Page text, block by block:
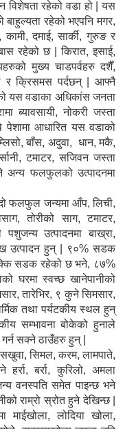
विशेषता रहेको वडा हो | यस
बाहुल्यता रहेको भएपनि मगर,
कामी, दमाई, सार्की, गुरुङ र
रहेको छ | किरात, इसाई,
मुख्य चाडपर्वहरु दशैँ,
र क्रिसमस पर्दछन् | आफ्नै
यस वडाका अधिकांस जनता
ब्यावसायी, नोकरी जस्ता
पेशामा आधारित यस वडाको
बाँस, अदुवा, धान, मकै,
टमाटर, सजिवन जस्ता
अन्य फलफुलको उत्पादनमा
फलफुल जन्यमा आँप, लिची,
तोरीको साग, टमाटर,
उत्पादनमा बाख्रा,
उत्पादन हुन् | ९०% सडक
सडक रहेको छ भने, ८७%
घरमा स्वच्छ खानेपानीको
तारेभिर, ९ कुने सिमसार,
तथा पर्यटकीय स्थल हुन्
सम्भावना बोकेको हुनाले
सक्ने ठाउँहरु हुन् |
सिमल, करम, लामपाते,
बर्रा, कुरिलो, अमला
वनस्पति समेत पाइन्छ भने
राम्रो स्रोत हुने देखिन्छ |
लोदिया खोला,